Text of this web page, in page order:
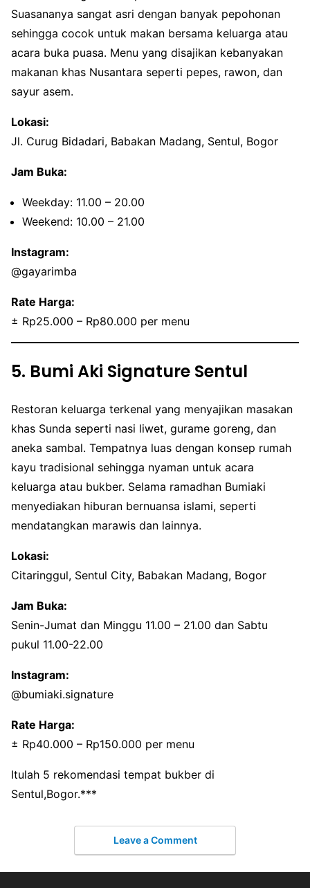
Suasananya sangat asri dengan banyak pepohonan
sehingga cocok untuk makan bersama keluarga atau
acara buka puasa. Menu yang disajikan kebanyakan
makanan khas Nusantara seperti pepes, rawon, dan
sayur asem.
Lokasi:
Jl. Curug Bidadari, Babakan Madang, Sentul, Bogor
Jam Buka:
Weekday: 11.00 – 20.00
Weekend: 10.00 – 21.00
Instagram:
@gayarimba
Rate Harga:
± Rp25.000 – Rp80.000 per menu
5. Bumi Aki Signature Sentul
Restoran keluarga terkenal yang menyajikan masakan
khas Sunda seperti nasi liwet, gurame goreng, dan
aneka sambal. Tempatnya luas dengan konsep rumah
kayu tradisional sehingga nyaman untuk acara
keluarga atau bukber. Selama ramadhan Bumiaki
menyediakan hiburan bernuansa islami, seperti
mendatangkan marawis dan lainnya.
Lokasi:
Citaringgul, Sentul City, Babakan Madang, Bogor
Jam Buka:
Senin-Jumat dan Minggu 11.00 – 21.00 dan Sabtu
pukul 11.00-22.00
Instagram:
@bumiaki.signature
Rate Harga:
± Rp40.000 – Rp150.000 per menu
Itulah 5 rekomendasi tempat bukber di
Sentul,Bogor.***
Leave a Comment